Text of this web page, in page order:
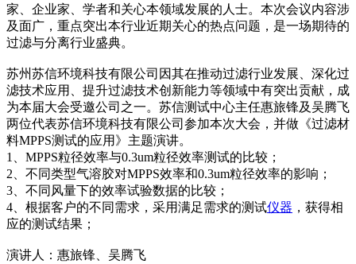
家、企业家、学者和关心本领域发展的人士。本次会议内容涉
及面广，重点突出本行业近期关心的热点问题，是一场期待的
过滤与分离行业盛典。
苏州苏信环境科技有限公司因其在推动过滤行业发展、深化过
滤技术应用、提升过滤技术创新能力等领域中有突出贡献，成
为本届大会受邀公司之一。苏信测试中心主任惠旅锋及吴腾飞
两位代表苏信环境科技有限公司参加本次大会，并做《过滤材
料MPPS测试的应用》主题演讲。
1、MPPS粒径效率与0.3um粒径效率测试的比较；
2、不同类型气溶胶对MPPS效率和0.3um粒径效率的影响；
3、不同风量下的效率试验数据的比较；
4、根据客户的不同需求，采用满足需求的测试仪器 ，获得相
应的测试结果；
演讲人：惠旅锋、吴腾飞